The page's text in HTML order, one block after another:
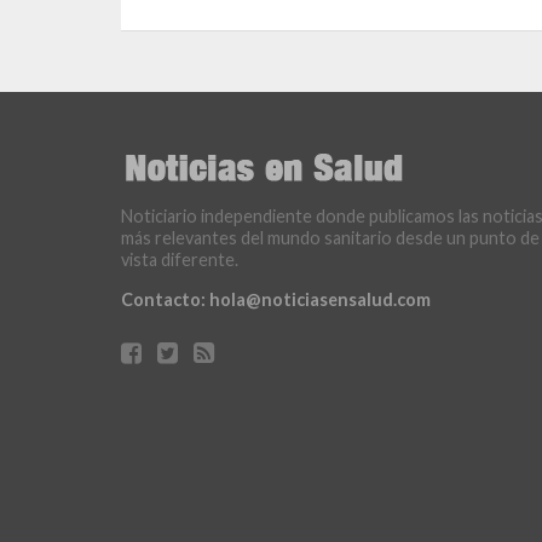
Noticiario independiente donde publicamos las noticias
más relevantes del mundo sanitario desde un punto de
vista diferente.
Contacto: hola@noticiasensalud.com